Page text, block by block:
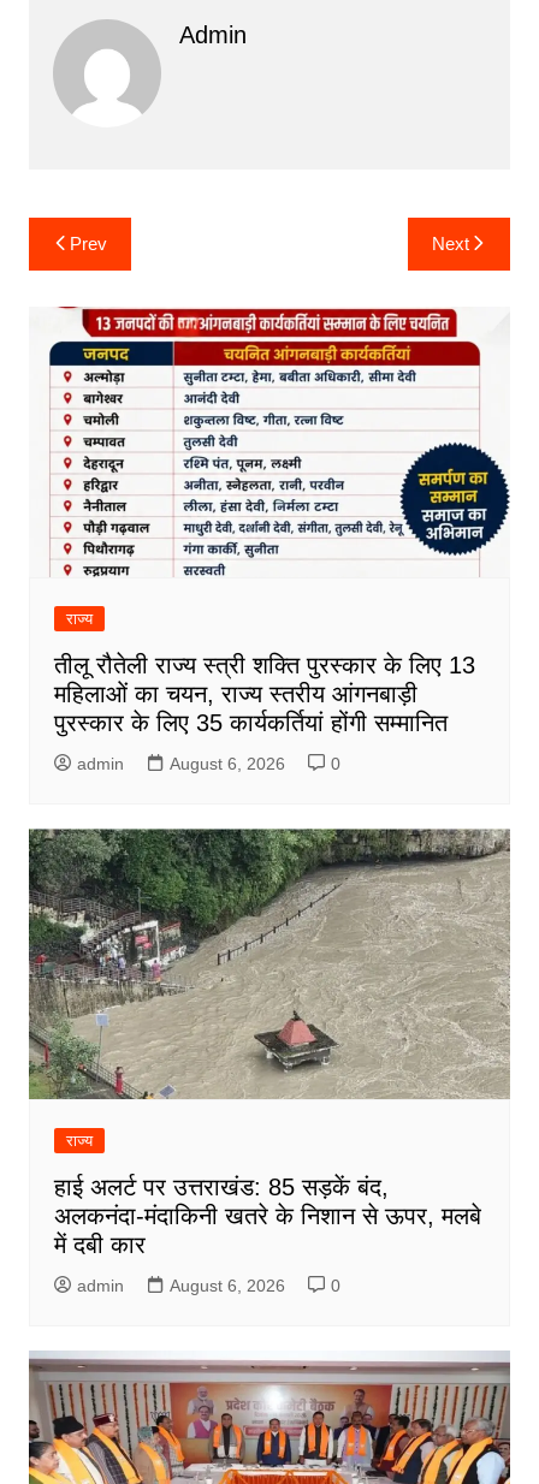
Admin
Post
navigation
Prev Next
राज्य
तीलू रौतेली राज्य स्त्री शक्ति पुरस्कार के लिए 13
महिलाओं का चयन, राज्य स्तरीय आंगनबाड़ी
पुरस्कार के लिए 35 कार्यकर्तियां होंगी सम्मानित
admin August 6, 2026 0
राज्य
हाई अलर्ट पर उत्तराखंड: 85 सड़कें बंद,
अलकनंदा-मंदाकिनी खतरे के निशान से ऊपर, मलबे
में दबी कार
admin August 6, 2026 0